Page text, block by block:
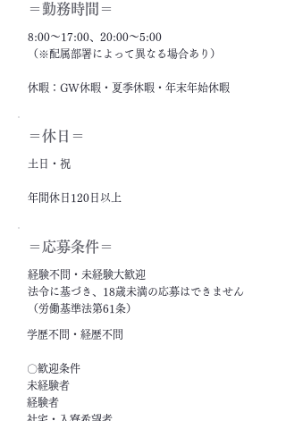
＝勤務時間＝
8:00～17:00、20:00～5:00
（※配属部署によって異なる場合あり）
休暇：GW休暇・夏季休暇・年末年始休暇
＝休日＝
土日・祝
年間休日120日以上
＝応募条件＝
経験不問・未経験大歓迎
法令に基づき、18歳未満の応募はできません
（労働基準法第61条）
学歴不問・経歴不問
〇歓迎条件
未経験者
経験者